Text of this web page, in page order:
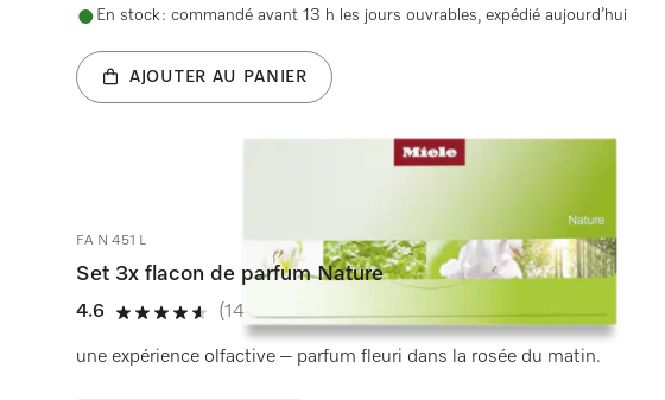
En stock : commandé avant 13 h les jours ouvrables, expédié aujourd’hui
AJOUTER AU PANIER
FA N 451 L
Set 3x flacon de parfum Nature
4.6
4.6 étoiles sur 5
(145 critiques)
une expérience olfactive – parfum fleuri dans la rosée du matin.